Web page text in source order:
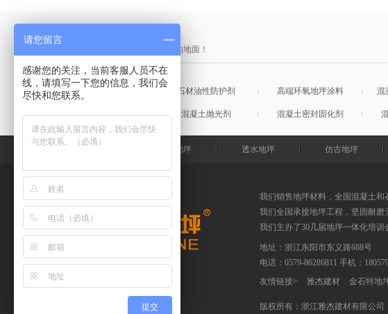
产品采购直通车
做中国最硬的地坪，金石特钢化您的地面！
混凝土表面增强剂 石材油性防护剂 高端环氧地坪涂料 混
混凝土润色剂 混凝土抛光剂 混凝土密封固化剂
钢化地坪 透水地坪 仿古地坪
我们销售地坪材料，全国混凝土和
我们全国承接地坪工程，坚固耐磨
我们主办了30几届地坪一体化培训
地址：浙江东阳市东义路688号
电话： 0579-86286811 手机：
友情链接> 雅杰建材 金石特地
版权所有：浙江雅杰建材有限公司
请您留言
感谢您的关注，当前客服人员不在
线，请填写一下您的信息，我们会
尽快和您联系。
提交